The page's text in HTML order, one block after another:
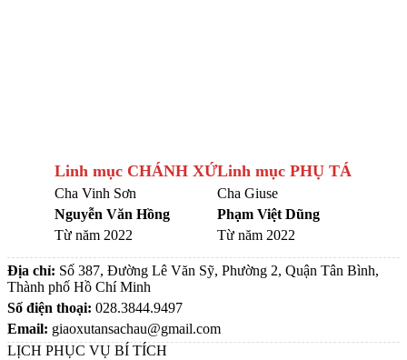
Linh mục CHÁNH XỨ
Cha Vinh Sơn
Nguyễn Văn Hồng
Từ năm 2022
Linh mục PHỤ TÁ
Cha Giuse
Phạm Việt Dũng
Từ năm 2022
Địa chỉ: Số 387, Đường Lê Văn Sỹ, Phường 2, Quận Tân Bình,
Thành phố Hồ Chí Minh
Số điện thoại: 028.3844.9497
Email: giaoxutansachau@gmail.com
LỊCH PHỤC VỤ BÍ TÍCH